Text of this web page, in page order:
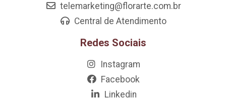
telemarketing@florarte.com.br
Central de Atendimento
Redes Sociais
Instagram
Facebook
Linkedin